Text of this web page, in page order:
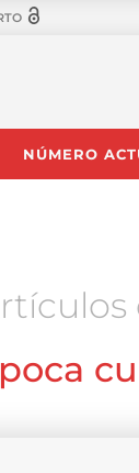
NÚMERO